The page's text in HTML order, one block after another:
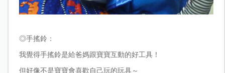
◎手搖鈴：
我覺得手搖鈴是給爸媽跟寶寶互動的好工具！
但好像不是寶寶會喜歡自己玩的玩具～